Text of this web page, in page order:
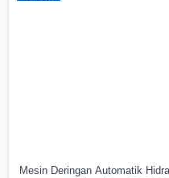
Mesin Deringan Automatik